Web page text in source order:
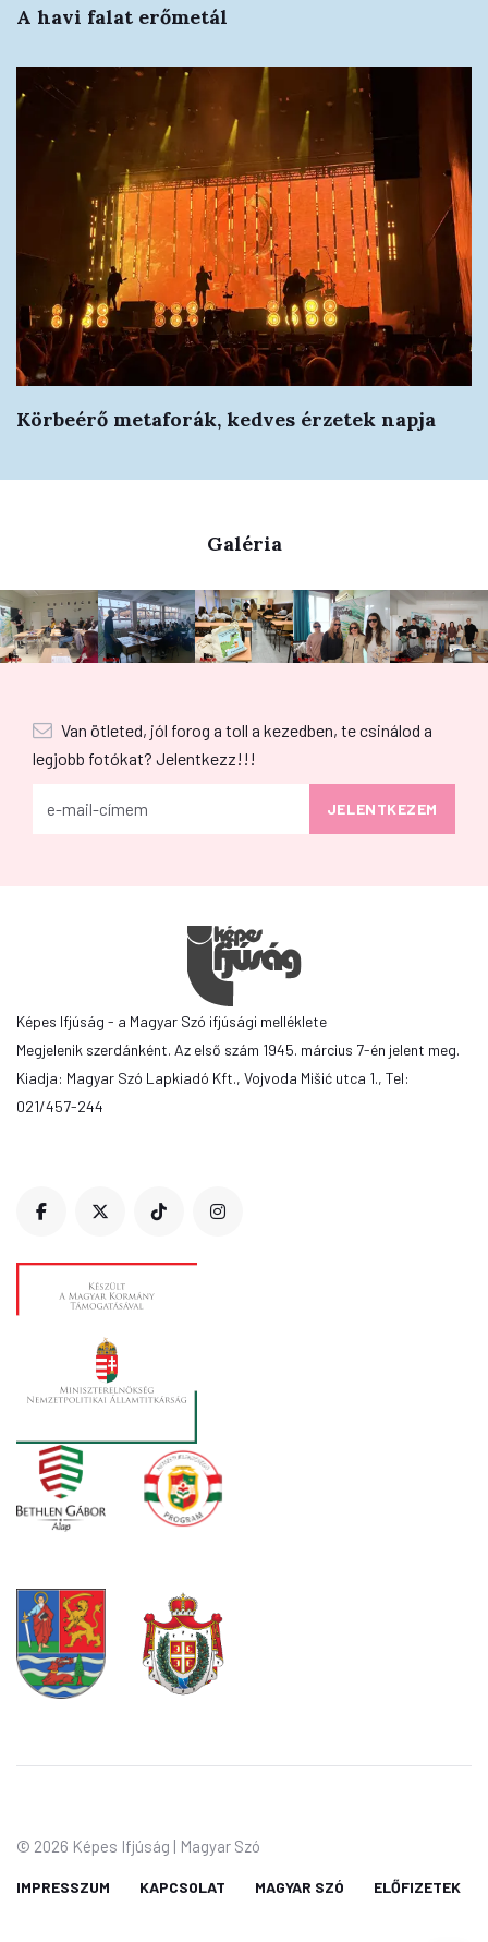
A havi falat erőmetál
Körbeérő metaforák, kedves érzetek napja
Galéria
Van ötleted, jól forog a toll a kezedben, te csinálod a
legjobb fotókat? Jelentkezz!!!
Képes Ifjúság - a Magyar Szó ifjúsági melléklete
Megjelenik szerdánként. Az első szám 1945. március 7-én jelent meg.
Kiadja: Magyar Szó Lapkiadó Kft., Vojvoda Mišić utca 1., Tel:
021/457-244
© 2026 Képes Ifjúság | Magyar Szó
IMPRESSZUM KAPCSOLAT MAGYAR SZÓ ELŐFIZETEK